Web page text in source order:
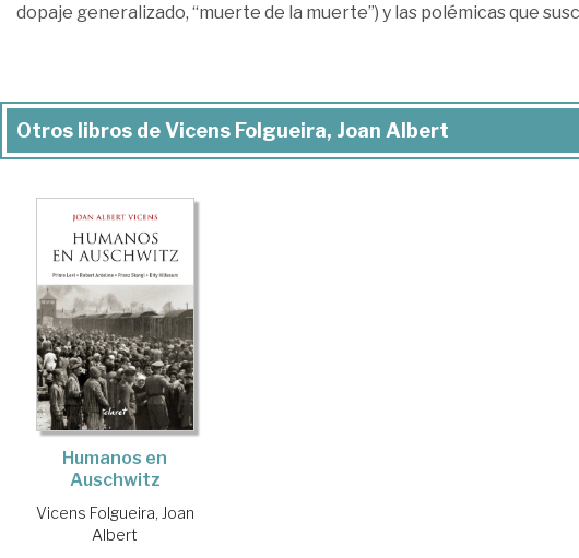
dopaje generalizado, “muerte de la muerte”) y las polémicas que
Otros libros de Vicens Folgueira, Joan Albert
Humanos en
Auschwitz
Vicens Folgueira, Joan
Albert